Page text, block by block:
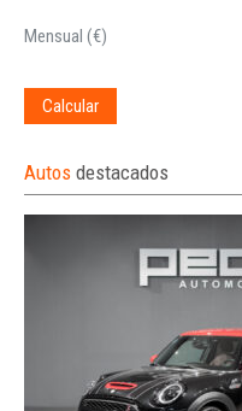
Mensual (€)
Calcular
Autos destacados